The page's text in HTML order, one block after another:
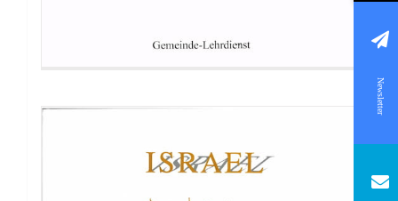
Newsletter